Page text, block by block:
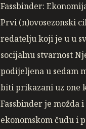
Fassbinder:
Prvi (n)ovosezonski
redatelju koji je u u
socijalnu stvarnost
podijeljena u sedam
biti prikazani uz one
Fassbinder je
ekonomskom čudu i